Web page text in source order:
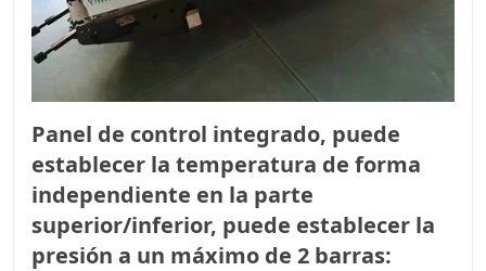
Panel de control integrado, puede
establecer la temperatura de forma
independiente en la parte
superior/inferior, puede establecer la
presión a un máximo de 2 barras: